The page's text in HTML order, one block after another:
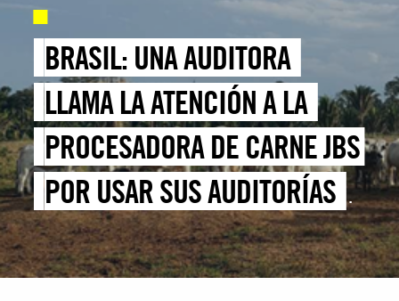
BRASIL: UNA AUDITORA
LLAMA LA ATENCIÓN A LA
PROCESADORA DE CARNE JBS
POR USAR SUS AUDITORÍAS
PARA AFIRMAR LA
CONFORMIDAD DE SU CADENA